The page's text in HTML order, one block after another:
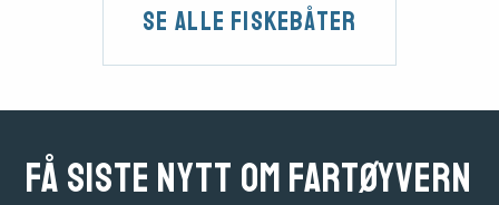
Se alle fiskebåter
Få siste nytt om fartøyvern